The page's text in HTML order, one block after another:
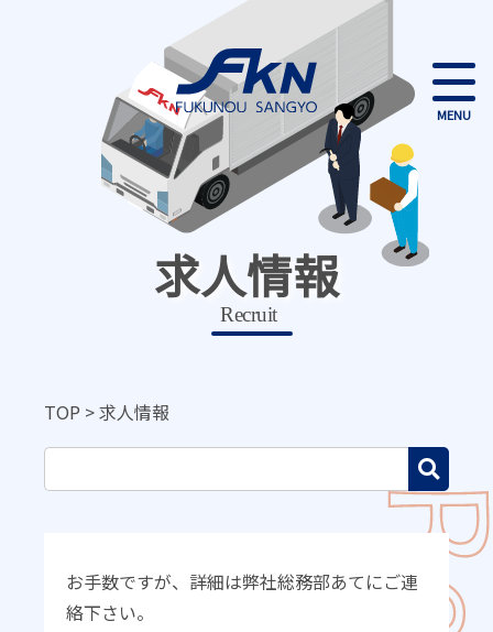
MENU
求人情報
Recruit
TOP >求人情報
お手数ですが、詳細は弊社総務部あてにご連
絡下さい。